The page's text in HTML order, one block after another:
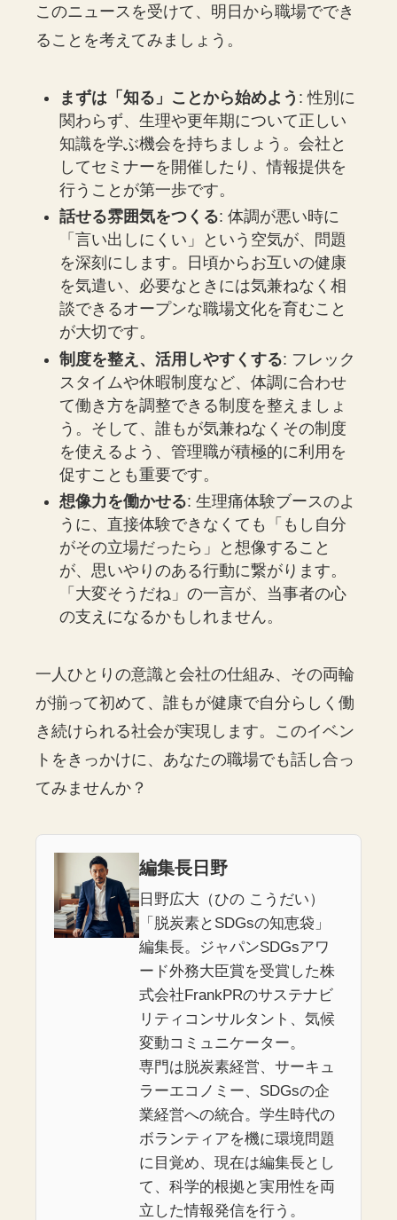
このニュースを受けて、明日から職場ででき
ることを考えてみましょう。
まずは「知る」ことから始めよう : 性別に
関わらず、生理や更年期について正しい
知識を学ぶ機会を持ちましょう。会社と
してセミナーを開催したり、情報提供を
行うことが第一歩です。
話せる雰囲気をつくる: 体調が悪い時に
「言い出しにくい」という空気が、問題
を深刻にします。日頃からお互いの健康
を気遣い、必要なときには気兼ねなく相
談できるオープンな職場文化を育むこと
が大切です。
制度を整え、活用しやすくする: フレック
スタイムや休暇制度など、体調に合わせ
て働き方を調整できる制度を整えましょ
う。そして、誰もが気兼ねなくその制度
を使えるよう、管理職が積極的に利用を
促すことも重要です。
想像力を働かせる: 生理痛体験ブースのよ
うに、直接体験できなくても「もし自分
がその立場だったら」と想像すること
が、思いやりのある行動に繋がります。
「大変そうだね」の一言が、当事者の心
の支えになるかもしれません。
一人ひとりの意識と会社の仕組み、その両輪
が揃って初めて、誰もが健康で自分らしく働
き続けられる社会が実現します。このイベン
トをきっかけに、あなたの職場でも話し合っ
てみませんか？
編集長日野
日野広大（ひの こうだい）
「脱炭素とSDGsの知恵袋」
編集長。ジャパンSDGsアワ
ード外務大臣賞を受賞した株
式会社FrankPRのサステナビ
リティコンサルタント、気候
変動コミュニケーター。
専門は脱炭素経営、サーキュ
ラーエコノミー、SDGsの企
業経営への統合。学生時代の
ボランティアを機に環境問題
に目覚め、現在は編集長とし
て、科学的根拠と実用性を両
立した情報発信を行う。